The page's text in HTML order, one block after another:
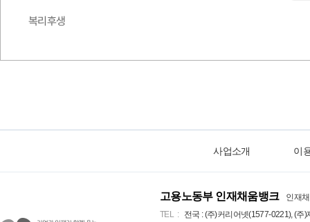
복리후생
사업소개 이
고용노동부 인재채움뱅크
인재
TEL
전국 : (주)커리어넷(1577-0221), (